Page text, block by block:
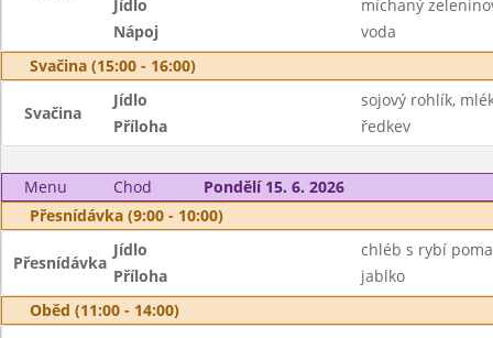
Jídlo
míchaný
Nápoj
voda
Svačina (15:00 - 16:00)
Svačina
Jídlo
sojový rohlík,
Příloha
ředkev
Menu Chod
Pondělí 15. 6. 2026
Přesnídávka (9:00 - 10:00)
Přesnídávka
Jídlo
chléb s rybí
Příloha
jablko
Oběd (11:00 - 14:00)